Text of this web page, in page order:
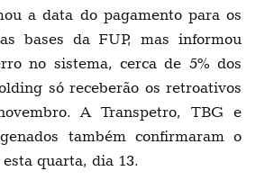
a data do pagamento para os
bases da FUP, mas informou
no sistema, cerca de 5% dos
só receberão os retroativos
A Transpetro, TBG e
também confirmaram o
quarta, dia 13.